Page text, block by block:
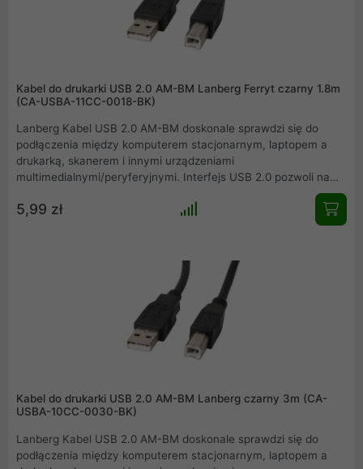
Kabel do drukarki USB 2.0 AM-BM Lanberg Ferryt czarny 1.8m
(CA-USBA-11CC-0018-BK)
Lanberg Kabel USB 2.0 AM-BM doskonale sprawdzi się do
podłączenia między komputerem stacjonarnym, laptopem a
drukarką, skanerem i innymi urządzeniami
multimedialnymi/peryferyjnymi. Interfejs USB 2.0 pozwoli na
zastosowaniu ferrytowego rdzenia, sygnał transmitowany
przez kabel jest w większym procencie zachowywany zgodnie
5,99 zł
Kabel do drukarki USB 2.0 AM-BM Lanberg czarny 3m (CA-
USBA-10CC-0030-BK)
Lanberg Kabel USB 2.0 AM-BM doskonale sprawdzi się do
podłączenia między komputerem stacjonarnym, laptopem a